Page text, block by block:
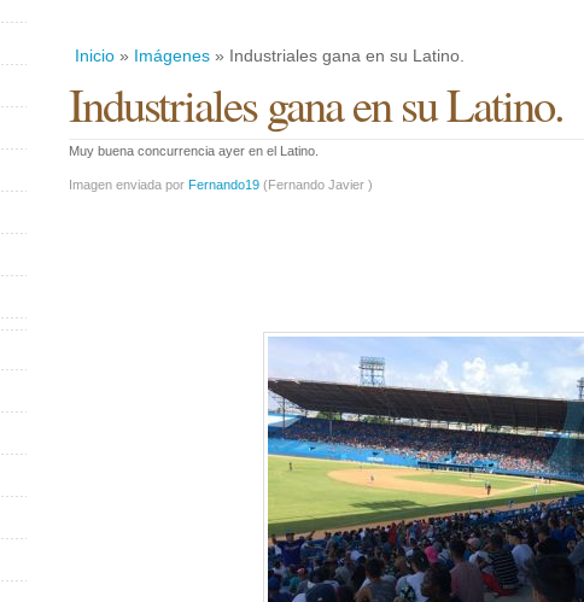
Inicio » Imágenes » Industriales gana en su Latino.
Industriales gana en su Latino.
Muy buena concurrencia ayer en el Latino.
Imagen enviada por Fernando19 (Fernando Javier )